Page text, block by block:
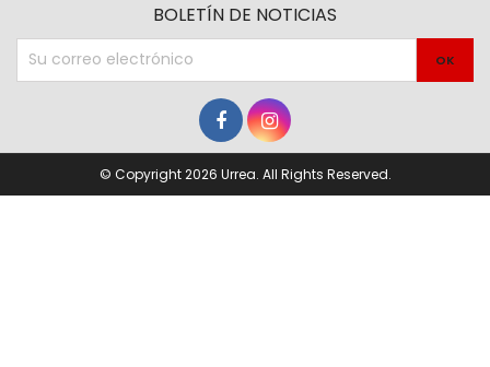
BOLETÍN DE NOTICIAS
© Copyright 2026 Urrea. All Rights Reserved.